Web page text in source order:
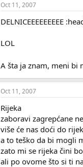
Oct 11, 2007
DELNICEEEEEEEEE
LOL
A šta ja znam, meni bi
Oct 11, 2007
Rijeka
zaboravi zagrepćane
više će nas doći do
a to teško da bi mogli
zato mi se rijeka čini
ali po ovome što si ti